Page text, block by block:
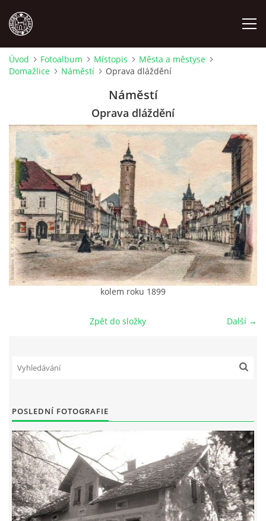
MÍSTOPIS
OSOBNOSTI
OSTATNÍ
ODKAZY
O NÁS
DŮL NA SLÍDU (NA KOLE)
--------------------------------------------------------------
Tento projekt je realizován za finanční podpory
města Domažlice.
© 2026 eStránky.cz |Aktualizováno: 17. 7. 2026|Nahoru ↑
Úvod Fotoalbum Místopis
Města a městyse
Domažlice
Náměstí Oprava dláždění
Náměstí
Oprava dláždění
kolem roku 1899
Další →
Zpět do složky
POSLEDNÍ FOTOGRAFIE